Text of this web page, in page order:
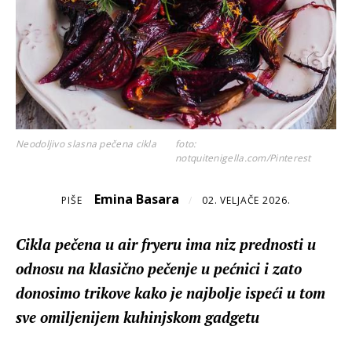
Neodoljivo slasna pečena cikla
foto:
notquitenigella.com/Pinterest
PIŠE Emina Basara / 02. VELJAČE 2026.
Cikla pečena u air fryeru ima niz prednosti u
odnosu na klasično pečenje u pećnici i zato
donosimo trikove kako je najbolje ispeći u tom
sve omiljenijem kuhinjskom gadgetu